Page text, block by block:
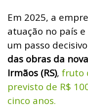
Em 2025, a
atuação no país
um passo
das obras da
Irmãos (RS), fruto
previsto de R$
cinco anos.